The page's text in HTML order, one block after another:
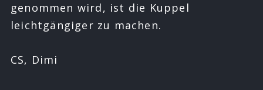
genommen wird, ist die Kuppel
leichtgängiger zu machen.
CS, Dimi